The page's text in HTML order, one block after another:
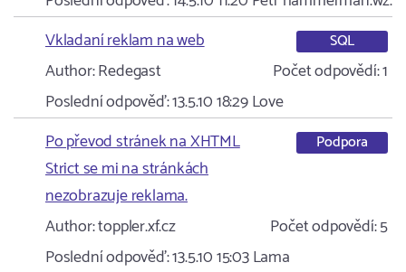
Vkladaní reklam na web
SQL
Author:Redegast Počet odpovědí:1
Poslední odpověď:13.5.10 18:29Love
Po převod stránek na XHTML
Strict se mi na stránkách
nezobrazuje reklama.
Podpora
Author:toppler.xf.cz Počet odpovědí:5
Poslední odpověď:13.5.10 15:03Lama